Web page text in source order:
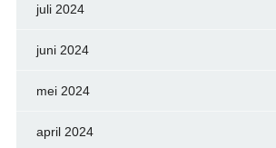
juli 2024
juni 2024
mei 2024
april 2024